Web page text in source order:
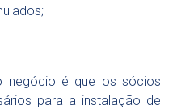
negócio é que os sócios
para a instalação de